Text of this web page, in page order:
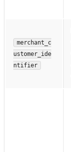
merchant_c
ustomer_ide
ntifier